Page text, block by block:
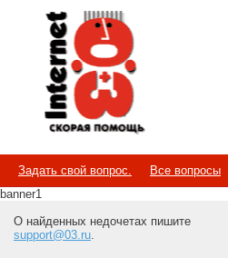
Internet
Скорая помощь
Задать свой вопрос. Все вопросы
banner1
О найденных недочетах пишите
support@03.ru.